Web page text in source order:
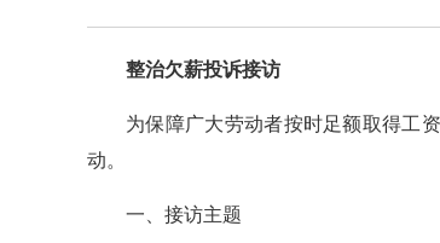
整治欠薪投诉接访
为保障广大劳动者按时足额取得工
动。
一、接访主题